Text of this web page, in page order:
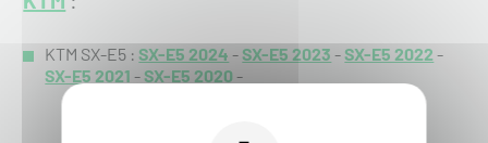
KTM SX-E5 :SX-E5 2024 -SX-E5 2023 -SX-E5 2022 -
SX-E5 2021 -SX-E5 2020-